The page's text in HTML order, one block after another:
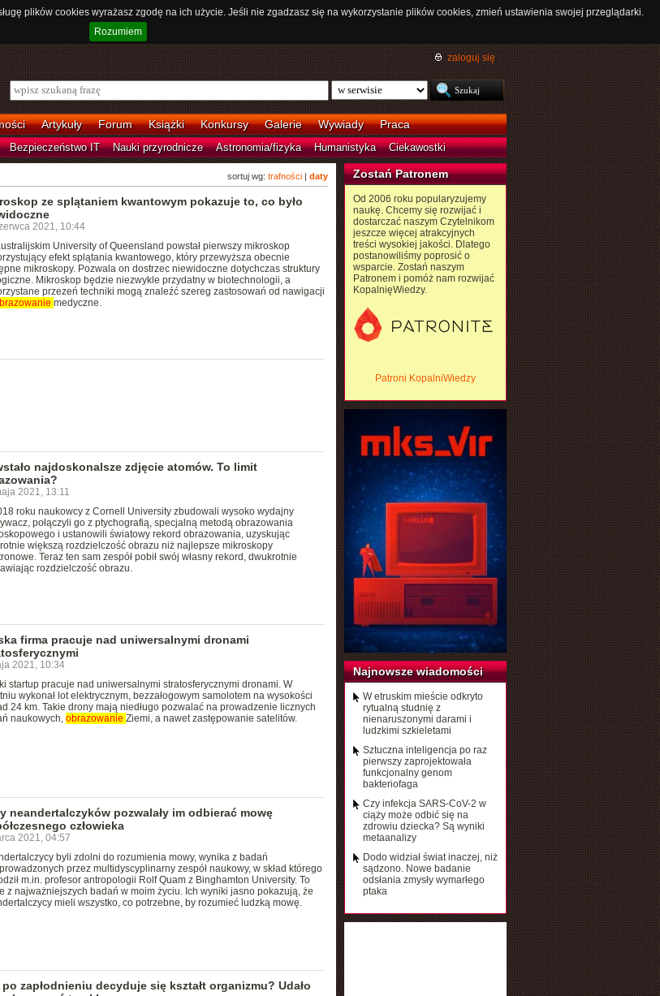
plików cookies wyrażasz zgodę na ich użycie. Jeśli nie zgadzasz się na wykorzystanie plików cookies, zmień ustawienia swojej przeglądarki.
Rozumiem
zaloguj się
Artykuły Forum Książki Konkursy Galerie Wywiady Praca
Bezpieczeństwo IT Nauki przyrodnicze Astronomia/fizyka Humanistyka Ciekawostki
sortuj wg: trafności| daty
ze splątaniem kwantowym pokazuje to, co było
2021, 10:44
University of Queensland powstał pierwszy mikroskop
efekt splątania kwantowego, który przewyższa obecnie
mikroskopy. Pozwala on dostrzec niewidoczne dotychczas struktury
Mikroskop będzie niezwykle przydatny w biotechnologii, a
przezeń techniki mogą znaleźć szereg zastosowań od nawigacji
medyczne.
najdoskonalsze zdjęcie atomów. To limit
2021, 13:11
roku naukowcy z Cornell University zbudowali wysoko wydajny
połączyli go z ptychografią, specjalną metodą obrazowania
i ustanowili światowy rekord obrazowania, uzyskując
większą rozdzielczość obrazu niż najlepsze mikroskopy
Teraz ten sam zespół pobił swój własny rekord, dwukrotnie
rozdzielczość obrazu.
firma pracuje nad uniwersalnymi dronami
2021, 10:34
startup pracuje nad uniwersalnymi stratosferycznymi dronami. W
wykonał lot elektrycznym, bezzałogowym samolotem na wysokości
24 km. Takie drony mają niedługo pozwalać na prowadzenie licznych
naukowych, obrazowanie Ziemi, a nawet zastępowanie satelitów.
neandertalczyków pozwalały im odbierać mowę
człowieka
2021, 04:57
byli zdolni do rozumienia mowy, wynika z badań
przez multidyscyplinarny zespół naukowy, w skład którego
m.in. profesor antropologii Rolf Quam z Binghamton University. To
z najważniejszych badań w moim życiu. Ich wyniki jasno pokazują, że
mieli wszystko, co potrzebne, by rozumieć ludzką mowę.
zapłodnieniu decyduje się kształt organizmu? Udało
Zostań Patronem
Od 2006 roku popularyzujemy
naukę. Chcemy się rozwijać i
dostarczać naszym Czytelnikom
jeszcze więcej atrakcyjnych
treści wysokiej jakości. Dlatego
postanowiliśmy poprosić o
wsparcie. Zostań naszym
Patronem i pomóż nam rozwijać
KopalnięWiedzy.
Patroni KopalniWiedzy
Najnowsze wiadomości
W etruskim mieście odkryto
rytualną studnię z
nienaruszonymi darami i
ludzkimi szkieletami
Sztuczna inteligencja po raz
pierwszy zaprojektowała
funkcjonalny genom
bakteriofaga
Czy infekcja SARS-CoV-2 w
ciąży może odbić się na
zdrowiu dziecka? Są wyniki
metaanalizy
Dodo widział świat inaczej, niż
sądzono. Nowe badanie
odsłania zmysły wymarłego
ptaka